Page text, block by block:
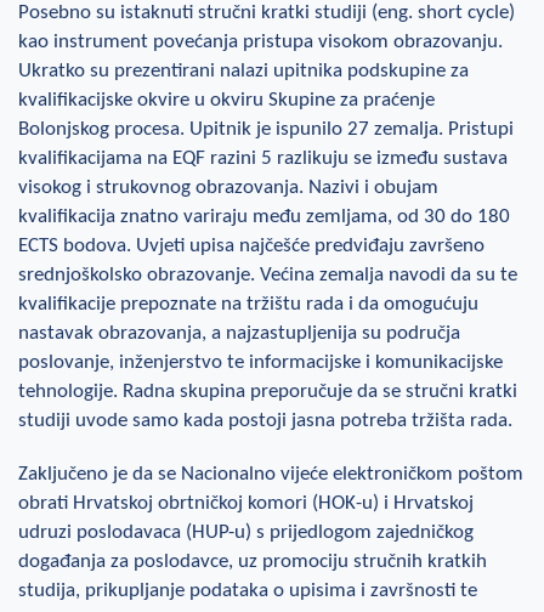
Posebno su istaknuti stručni kratki studiji (eng. short cycle)
kao instrument povećanja pristupa visokom obrazovanju.
Ukratko su prezentirani nalazi upitnika podskupine za
kvalifikacijske okvire u okviru Skupine za praćenje
Bolonjskog procesa. Upitnik je ispunilo 27 zemalja. Pristupi
kvalifikacijama na EQF razini 5 razlikuju se između sustava
visokog i strukovnog obrazovanja. Nazivi i obujam
kvalifikacija znatno variraju među zemljama, od 30 do 180
ECTS bodova. Uvjeti upisa najčešće predviđaju završeno
srednjoškolsko obrazovanje. Većina zemalja navodi da su te
kvalifikacije prepoznate na tržištu rada i da omogućuju
nastavak obrazovanja, a najzastupljenija su područja
poslovanje, inženjerstvo te informacijske i komunikacijske
tehnologije. Radna skupina preporučuje da se stručni kratki
studiji uvode samo kada postoji jasna potreba tržišta rada.
Zaključeno je da se Nacionalno vijeće elektroničkom poštom
obrati Hrvatskoj obrtničkoj komori (HOK-u) i Hrvatskoj
udruzi poslodavaca (HUP-u) s prijedlogom zajedničkog
događanja za poslodavce, uz promociju stručnih kratkih
studija, prikupljanje podataka o upisima i završnosti te